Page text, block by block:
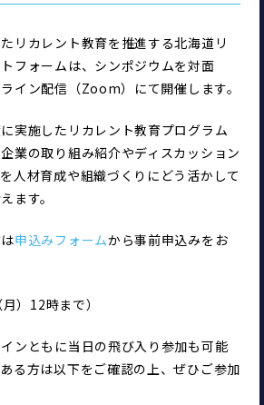
リカレント教育を推進する北海道リ
フォームは、シンポジウムを対面
ライン配信（Zoom）にて開催します。
実施したリカレント教育プログラム
業の取り組み紹介やディスカッション
人材育成や組織づくりにどう活かして
ます。
申込みフォームから事前申込みをお
）12時まで）
ンともに当日の飛び入り参加も可能
る方は以下をご確認の上、ぜひご参加